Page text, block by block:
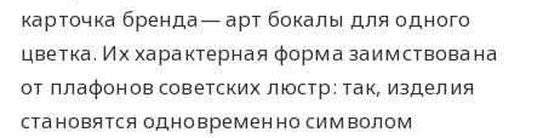
карточка бренда— арт бокалы для одного
цветка. Их характерная форма заимствована
от плафонов советских люстр: так, изделия
становятся одновременно символом